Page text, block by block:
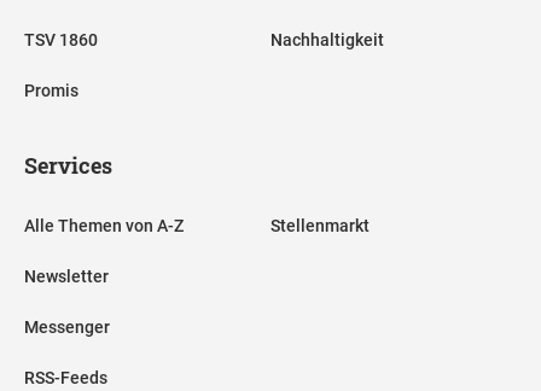
TSV 1860
Promis
Nachhaltigkeit
Services
Alle Themen von A-Z
Newsletter
Messenger
RSS-Feeds
Stellenmarkt